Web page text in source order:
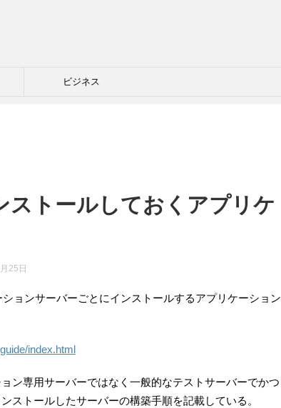
ビジネス
ストールしておくアプリケ
25日
ョンサーバーごとにインストールするアプリケーション
index.html
ン専用サーバーではなく一般的なテストサーバーでかつ
ストールしたサーバーの構築手順を記載している。